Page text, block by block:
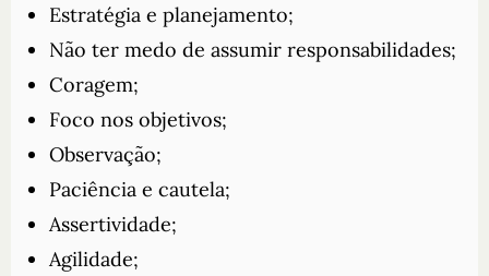
Estratégia e planejamento;
Não ter medo de assumir responsabilidades;
Coragem;
Foco nos objetivos;
Observação;
Paciência e cautela;
Assertividade;
Agilidade;